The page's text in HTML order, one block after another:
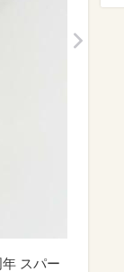
スパー